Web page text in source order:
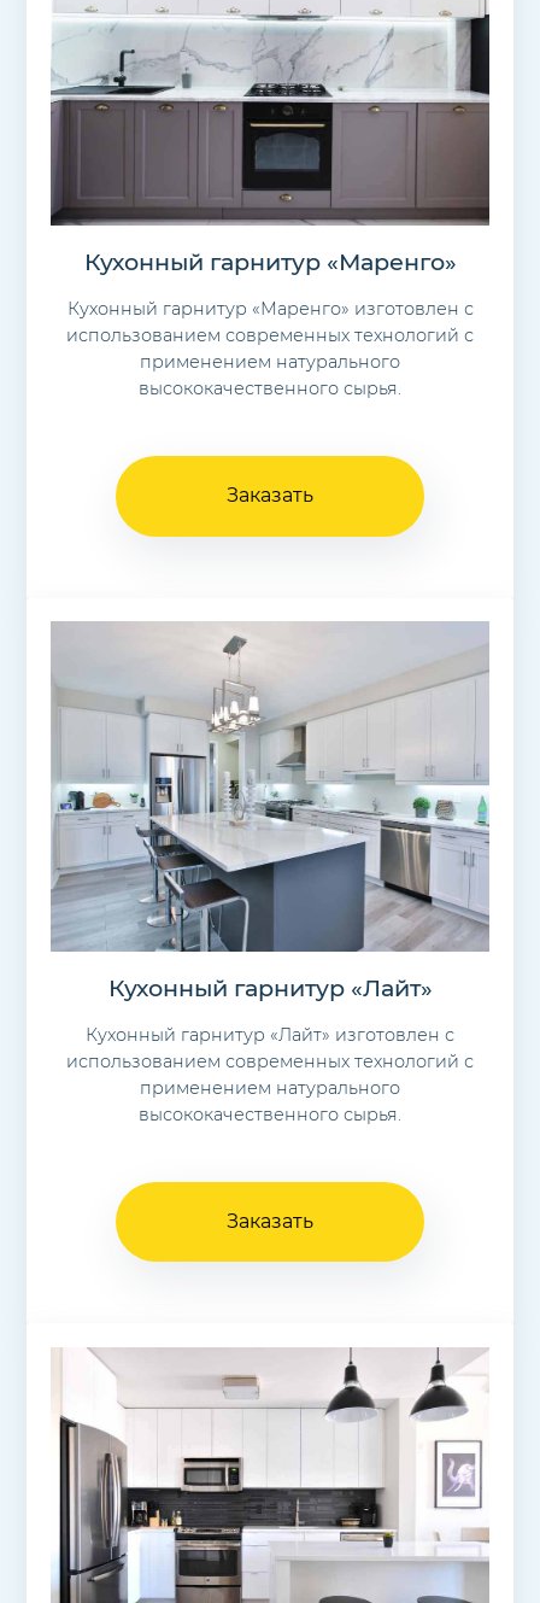
Кухонный гарнитур «Маренго»
Кухонный гарнитур «Маренго» изготовлен с
использованием современных технологий с
применением натурального
высококачественного сырья.
Заказать
Кухонный гарнитур «Лайт»
Кухонный гарнитур «Лайт» изготовлен с
использованием современных технологий с
применением натурального
высококачественного сырья.
Заказать